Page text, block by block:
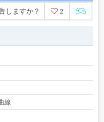
しますか？ 2
線